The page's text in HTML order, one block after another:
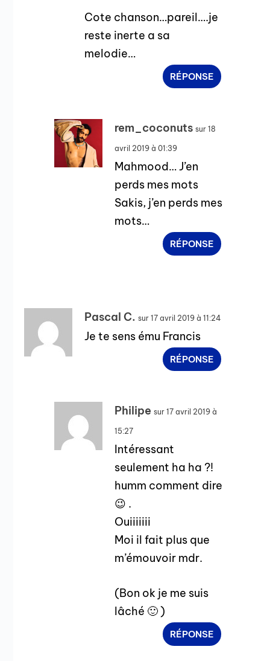
Cote chanson…pareil….je
reste inerte a sa
melodie…
RÉPONSE
rem_coconuts sur 18
avril 2019 à 01:39
Mahmood… J’en
perds mes mots
Sakis, j’en perds mes
mots…
RÉPONSE
Pascal C. sur 17 avril 2019 à 11:24
Je te sens ému Francis
RÉPONSE
Philipe sur 17 avril 2019 à
15:27
Intéressant
seulement ha ha ?!
humm comment dire
😉 .
Ouiiiiiii
Moi il fait plus que
m’émouvoir mdr.
(Bon ok je me suis
lâché 🙂 )
RÉPONSE